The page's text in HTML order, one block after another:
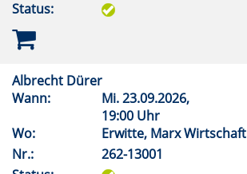
Status:
Albrecht Dürer
Wann:
Mi.23.09.2026,
19:00 Uhr
Wo:
Erwitte, Marx Wirtschaft
Nr.:
262-13001